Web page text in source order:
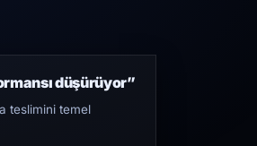
düşürüyor”
teslimini temel